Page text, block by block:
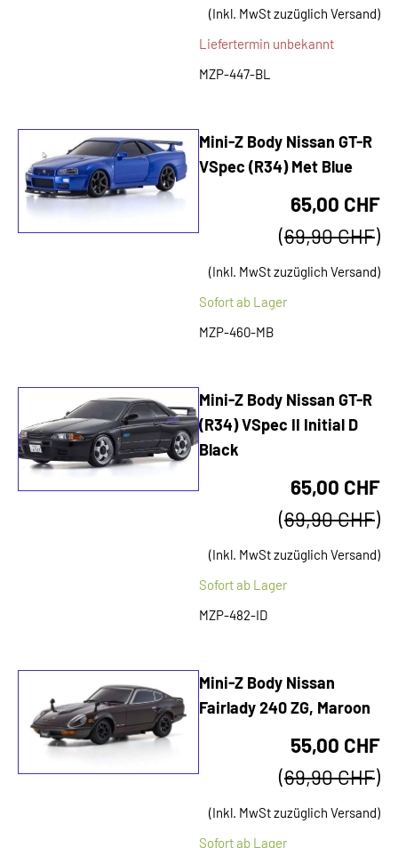
(Inkl. MwSt zuzüglich Versand)
Liefertermin unbekannt
MZP-447-BL
Mini-Z Body Nissan GT-R
VSpec (R34) Met Blue
65,00 CHF
(69,90 CHF)
(Inkl. MwSt zuzüglich Versand)
Sofort ab Lager
MZP-460-MB
Mini-Z Body Nissan GT-R
(R34) VSpec II Initial D
Black
65,00 CHF
(69,90 CHF)
(Inkl. MwSt zuzüglich Versand)
Sofort ab Lager
MZP-482-ID
Mini-Z Body Nissan
Fairlady 240 ZG, Maroon
55,00 CHF
(69,90 CHF)
(Inkl. MwSt zuzüglich Versand)
Sofort ab Lager